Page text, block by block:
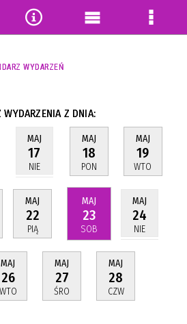
WYDARZEŃ
WYDARZENIA Z DNIA:
MAJ
17
NIE
MAJ
18
PON
MAJ
19
WTO
MAJ
22
PIĄ
MAJ
23
SOB
MAJ
24
NIE
MAJ
26
WTO
MAJ
27
ŚRO
MAJ
28
CZW
NarzędziaMenu
Menu